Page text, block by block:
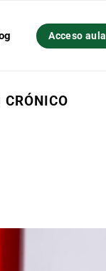
Acceso aula
CRÓNICO